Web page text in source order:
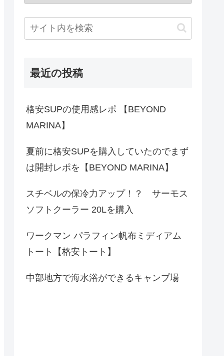
最近の投稿
格安SUPの使用感レポ 【BEYOND
MARINA】
夏前に格安SUPを購入していたのでまず
は開封レポを【BEYOND MARINA】
スチベルの保冷力アップ！？ サーモス
ソフトクーラー 20Lを購入
ワークマン パラフィン帆布ミディアム
トート【格安トート】
中部地方で海水浴ができるキャンプ場